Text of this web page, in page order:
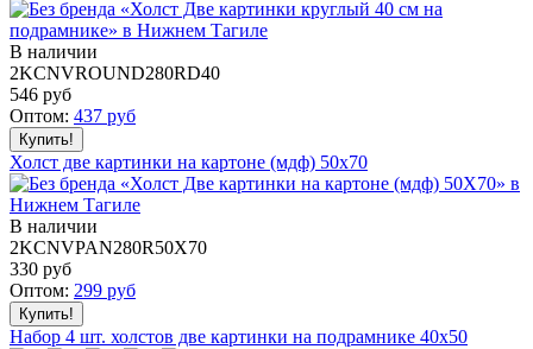
В наличии
2KCNVROUND280RD40
546 руб
Оптом: 437 руб
Холст две картинки на картоне (мдф) 50x70
В наличии
2KCNVPAN280R50X70
330 руб
Оптом: 299 руб
Набор 4 шт. холстов две картинки на подрамнике 40x50